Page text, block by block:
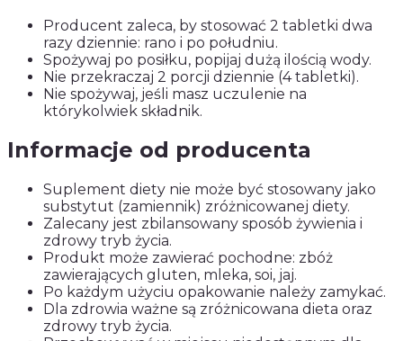
Producent zaleca, by stosować 2 tabletki dwa
razy dziennie: rano i po południu.
Spożywaj po posiłku, popijaj dużą ilością wody.
Nie przekraczaj 2 porcji dziennie (4 tabletki).
Nie spożywaj, jeśli masz uczulenie na
którykolwiek składnik.
Informacje od producenta
Suplement diety nie może być stosowany jako
substytut (zamiennik) zróżnicowanej diety.
Zalecany jest zbilansowany sposób żywienia i
zdrowy tryb życia.
Produkt może zawierać pochodne: zbóż
zawierających gluten, mleka, soi, jaj.
Po każdym użyciu opakowanie należy zamykać.
Dla zdrowia ważne są zróżnicowana dieta oraz
zdrowy tryb życia.